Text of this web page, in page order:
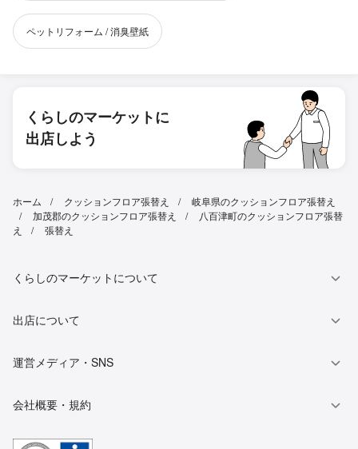
ペットリフォーム / 消臭壁紙
くらしのマーケットに
出店しよう
ホーム クッションフロア張替え
岐阜県のクッションフロア張替え
加茂郡のクッションフロア張替え
八百津町のクッションフロア張替
え
張替え
くらしのマーケットについて
出店について
運営メディア・SNS
会社概要・規約